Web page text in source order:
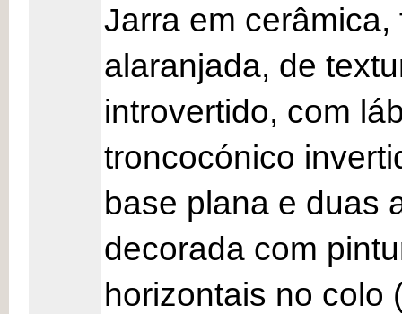
Jarra em
alaranjada, de
introvertido, com
troncocónico
base plana e duas
decorada com
horizontais no colo